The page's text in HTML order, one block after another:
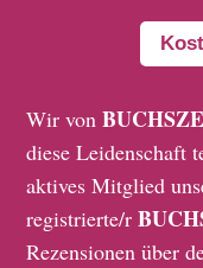
Wir von
diese Leidenschaft
aktives Mitglied
registrierte/r
Rezensionen über